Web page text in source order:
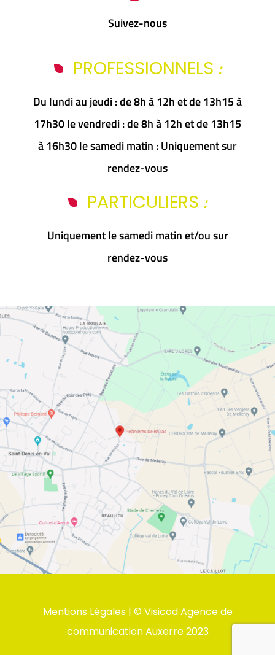
Suivez-nous
PROFESSIONNELS :
Du lundi au jeudi : de 8h à 12h et de 13h15 à
17h30 le vendredi : de 8h à 12h et de 13h15
à 16h30 le samedi matin : Uniquement sur
rendez-vous
PARTICULIERS :
Uniquement le samedi matin et/ou sur
rendez-vous
Mentions Légales| ©Visicod Agence de
communication Auxerre2023